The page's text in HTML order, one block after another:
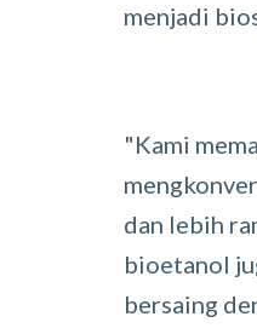
menjadi
"Kami
dan lebih
bioetanol
bersaing